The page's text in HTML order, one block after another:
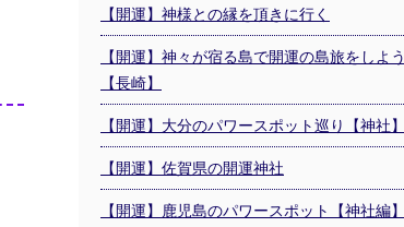
【開運】神様との縁を頂きに行く
【開運】神々が宿る島で開運の島旅をしよう
【長崎】
【開運】大分のパワースポット巡り【神社】
【開運】佐賀県の開運神社
【開運】鹿児島のパワースポット【神社編】